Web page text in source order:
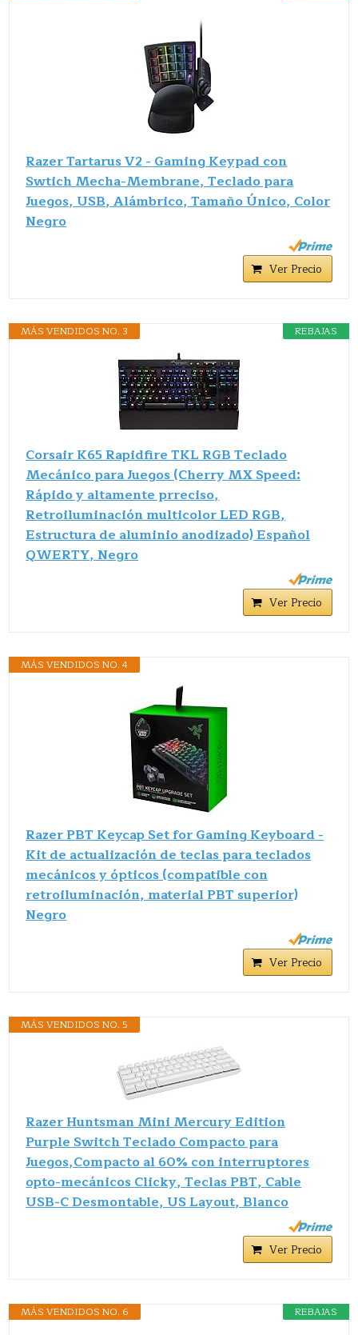
Razer Tartarus V2 - Gaming Keypad con
Swtich Mecha-Membrane, Teclado para
Juegos, USB, Alámbrico, Tamaño Único, Color
Negro
Ver Precio
REBAJAS
MÁS VENDIDOS NO. 3
Corsair K65 Rapidfire TKL RGB Teclado
Mecánico para Juegos (Cherry MX Speed:
Rápido y altamente prreciso,
Retroiluminación multicolor LED RGB,
Estructura de aluminio anodizado) Español
QWERTY, Negro
Ver Precio
MÁS VENDIDOS NO. 4
Razer PBT Keycap Set for Gaming Keyboard -
Kit de actualización de teclas para teclados
mecánicos y ópticos (compatible con
retroiluminación, material PBT superior)
Negro
Ver Precio
MÁS VENDIDOS NO. 5
Razer Huntsman Mini Mercury Edition
Purple Switch Teclado Compacto para
Juegos,Compacto al 60% con interruptores
opto-mecánicos Clicky, Teclas PBT, Cable
USB-C Desmontable, US Layout, Blanco
Ver Precio
REBAJAS
MÁS VENDIDOS NO. 6